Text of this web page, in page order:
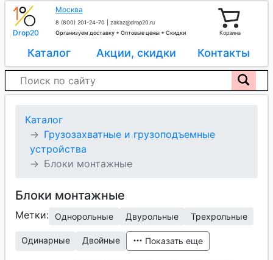
Drop20
Москва
8 (800) 201-24-70
zakaz@drop20.ru
Организуем доставку + Оптовые цены + Скидки
Корзина
Каталог Акции, скидки Контакты
Каталог
Грузозахватные и грузоподъемные
устройства
Блоки монтажные
Блоки монтажные
Метки: Однорольные Двурольные Трехрольные
Одинарные Двойные Показать еще